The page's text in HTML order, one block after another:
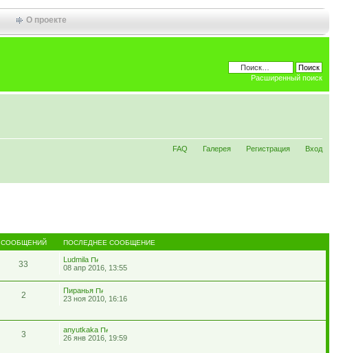
О проекте
Расширенный поиск
FAQ Галерея Регистрация Вход
СООБЩЕНИЙ ПОСЛЕДНЕЕ СООБЩЕНИЕ
33
Ludmila
08 апр 2016, 13:55
2
Пиранья
23 ноя 2010, 16:16
3
anyutkaka
26 янв 2016, 19:59